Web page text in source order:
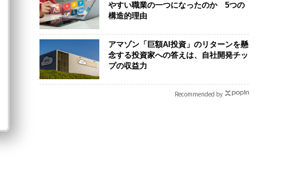
やすい職業の一つになったのか 5つの
構造的理由
アマゾン「巨額AI投資」のリターンを懸
念する投資家への答えは、自社開発チッ
プの収益力
Recommended by